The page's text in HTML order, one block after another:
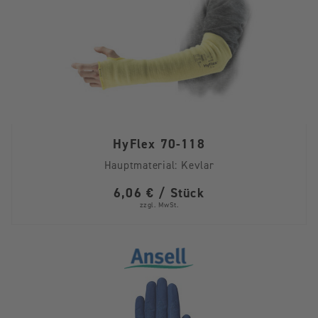
HyFlex 70-118
Hauptmaterial: Kevlar
6,06 € / Stück
zzgl. MwSt.